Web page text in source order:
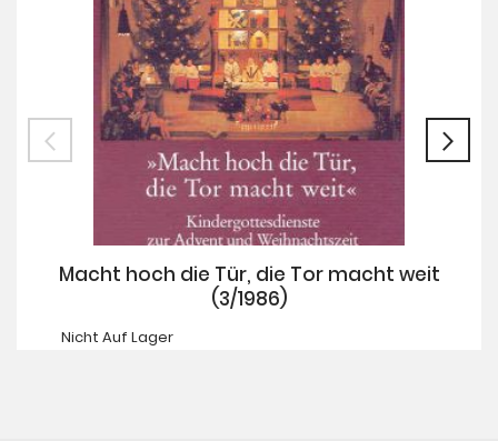
Macht hoch die Tür, die Tor macht weit
(3/1986)
Nicht Auf Lager